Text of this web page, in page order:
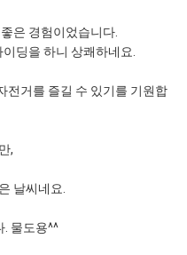
은 경험이었습니다.
딩을 하니 상쾌하네요.
전거를 즐길 수 있기를 기원합
,
날씨네요.
. 물도용^^